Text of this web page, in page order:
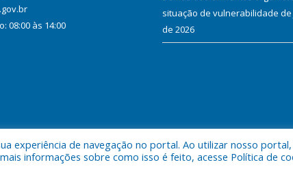
08:00 às 14:00
situação de vulnerabilidade de
de 2026
a Prefeitura Municipal de Jacundá.
experiência de navegação no portal. Ao utilizar nosso
informações sobre como isso é feito, acesse Política de